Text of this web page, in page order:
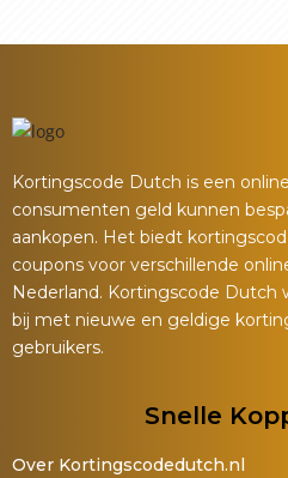
Kortingscode Dutch is een
consumenten geld kunnen
aankopen. Het biedt
coupons voor verschillende
Nederland. Kortingscode Dutch
bij met nieuwe en geldige
gebruikers.
Snelle
Over Kortingscodedutch.nl